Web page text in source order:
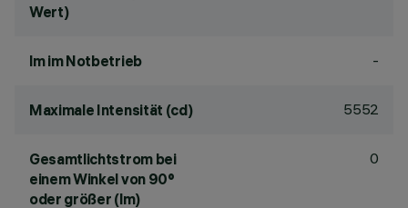
Wert)
lm im Notbetrieb -
Maximale Intensität (cd) 5552
Gesamtlichtstrom bei
einem Winkel von 90°
oder größer (lm)
0